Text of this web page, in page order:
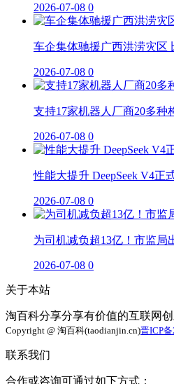
2026-07-08 0
车企集体驰援广西洪涝灾区
2026-07-08 0
支持17家机器人厂商20多种
2026-07-08 0
性能大提升 DeepSeek V4正
2026-07-08 0
为司机减负超13亿！市监局
2026-07-08 0
关于本站
淘百科分享分享有价值的互联网
Copyright @ 淘百科(taodianjin.cn)晋ICP
联系我们
合作或咨询可通过如下方式：